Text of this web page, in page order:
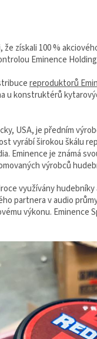
že získali 100 %
Eminence
reproduktorů
u konstruktérů
USA, je předním
vyrábí širokou škálu
Eminence je známá
výrobců
využívány
partnera v audio
výkonu. Eminence